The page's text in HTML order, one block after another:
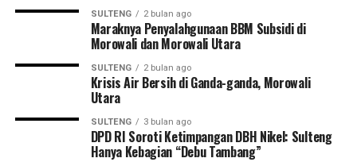
SULTENG 2 bulan ago
Maraknya Penyalahgunaan BBM Subsidi di
Morowali dan Morowali Utara
SULTENG 2 bulan ago
Krisis Air Bersih di Ganda-ganda, Morowali
Utara
SULTENG 3 bulan ago
DPD RI Soroti Ketimpangan DBH Nikel: Sulteng
Hanya Kebagian “Debu Tambang”